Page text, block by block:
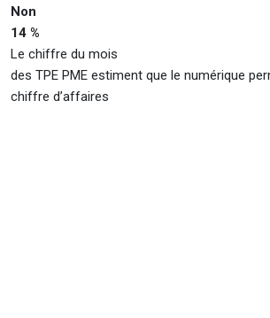
Non
14 %
Le chiffre du mois
des TPE PME estiment que le numérique
chiffre d’affaires